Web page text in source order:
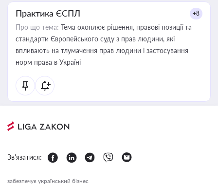
Практика ЄСПЛ +8
Про що тема: Тема охоплює рішення, правові позиції та
стандарти Європейського суду з прав людини, які
впливають на тлумачення прав людини і застосування
норм права в Україні
Зв'язатися:
забезпечує український бізнес